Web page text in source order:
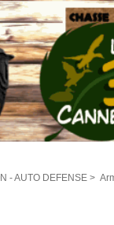
- AUTO DEFENSE >